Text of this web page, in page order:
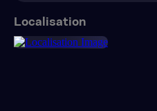
Localisation